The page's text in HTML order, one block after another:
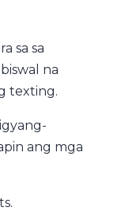
sa sa
na
texting.
ang mga